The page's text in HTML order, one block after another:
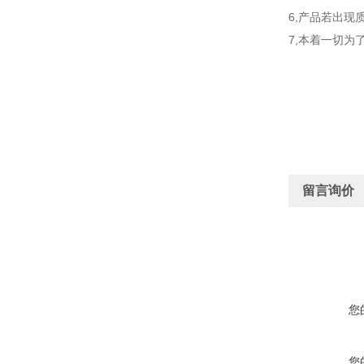
6,产品若出现
7,本着一切为
留言询价
您